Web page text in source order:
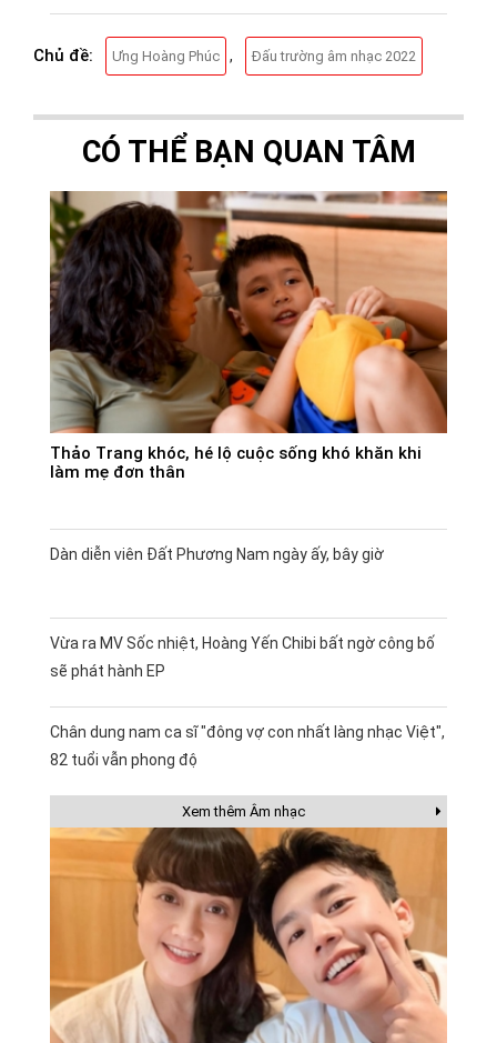
Chủ đề: Ưng Hoàng Phúc , Đấu trường âm nhạc 2022
CÓ THỂ BẠN QUAN TÂM
Thảo Trang khóc, hé lộ cuộc sống khó khăn khi
làm mẹ đơn thân
Dàn diễn viên Đất Phương Nam ngày ấy, bây giờ
Vừa ra MV Sốc nhiệt, Hoàng Yến Chibi bất ngờ công bố
sẽ phát hành EP
Chân dung nam ca sĩ "đông vợ con nhất làng nhạc Việt",
82 tuổi vẫn phong độ
Xem thêm Âm nhạc